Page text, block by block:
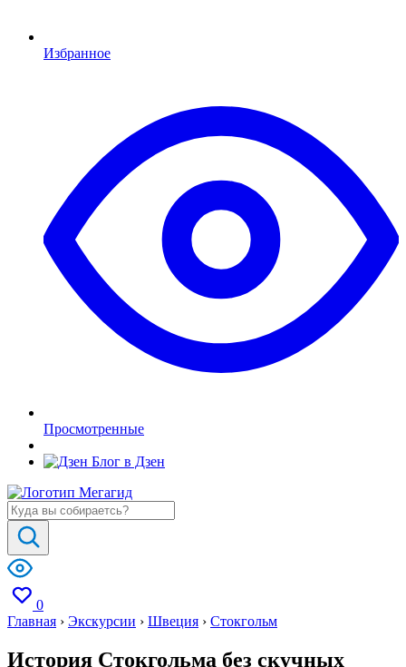
Избранное
Просмотренные
Блог в Дзен
0
Главная › Экскурсии › Швеция › Стокгольм
История Стокгольма без скучных